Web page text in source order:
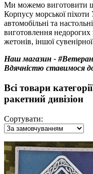
Ми можемо виготовити
Корпусу морської
автомобільні та
виготовлення недорогих
жетонів, іншої
Наш магазин -
Вдячністю ставимося
Всі товари
ракетний дивізіон
Сортувати: